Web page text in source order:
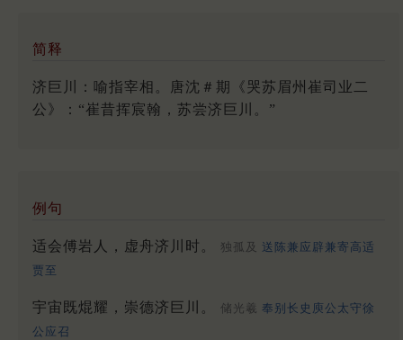
简释
济巨川：喻指宰相。唐沈＃期《哭苏眉州崔司业二
公》：“崔昔挥宸翰，苏尝济巨川。”
例句
适会傅岩人，虚舟济川时。 独孤及 送陈兼应辟兼寄高适
贾至
宇宙既焜耀，崇德济巨川。 储光羲 奉别长史庾公太守徐
公应召